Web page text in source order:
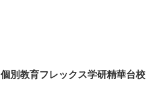
個別教育フレックス学研精華台校